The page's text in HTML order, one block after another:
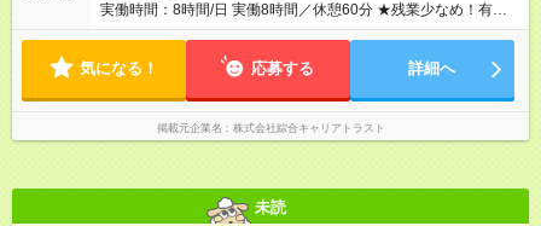
実働時間：8時間/日 実働8時間／休憩60分 ★残業少なめ！有給
も基本取りやすいので、プライベートも充実♪
気になる！ 応募する 詳細へ
掲載元企業名 株式会社綜合キャリアトラスト
未読